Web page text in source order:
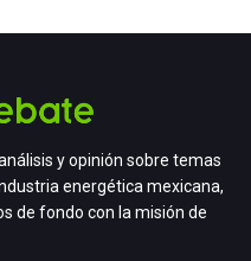
y opinión sobre temas
energética mexicana,
de fondo con la misión de